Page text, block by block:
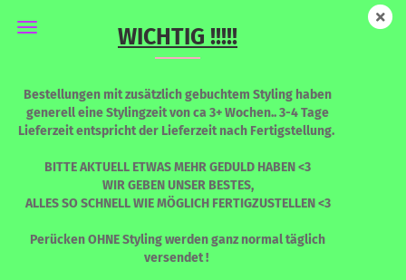
WICHTIG !!!!!
Bestellungen mit zusätzlich gebuchtem Styling haben
generell eine Stylingzeit von ca 3+ Wochen.. 3-4 Tage
Lieferzeit entspricht der Lieferzeit nach Fertigstellung.
BITTE AKTUELL ETWAS MEHR GEDULD HABEN <3
WIR GEBEN UNSER BESTES,
ALLES SO SCHNELL WIE MÖGLICH FERTIGZUSTELLEN <3
Perücken OHNE Styling werden ganz normal täglich
versendet !
VICKY
Sortieren nach
Sortieren nach 8 pro Seite
pro Seite